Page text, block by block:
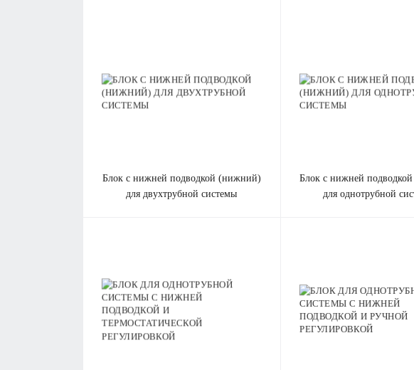
блок с нижней подводкой (нижний)
для двухтрубной системы
блок с нижней подводкой (нижний)
для однотрубной